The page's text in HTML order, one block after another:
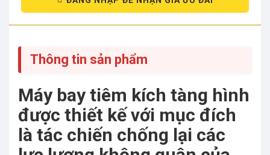
Thông tin sản phẩm
Máy bay tiêm kích tàng hình
được thiết kế với mục đích
là tác chiến chống lại các